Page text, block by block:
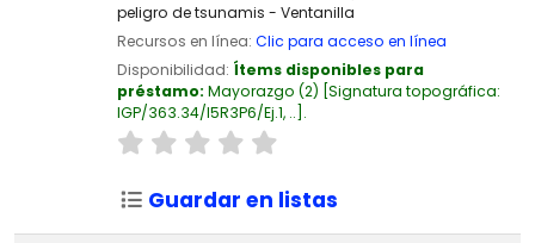
peligro de tsunamis - Ventanilla
Recursos en línea: Clic para acceso en línea
Disponibilidad: Ítems disponibles para
préstamo: Mayorazgo (2) Signatura topográfica:
IGP/363.34/I5R3P6/Ej.1, .. .
Guardar en listas